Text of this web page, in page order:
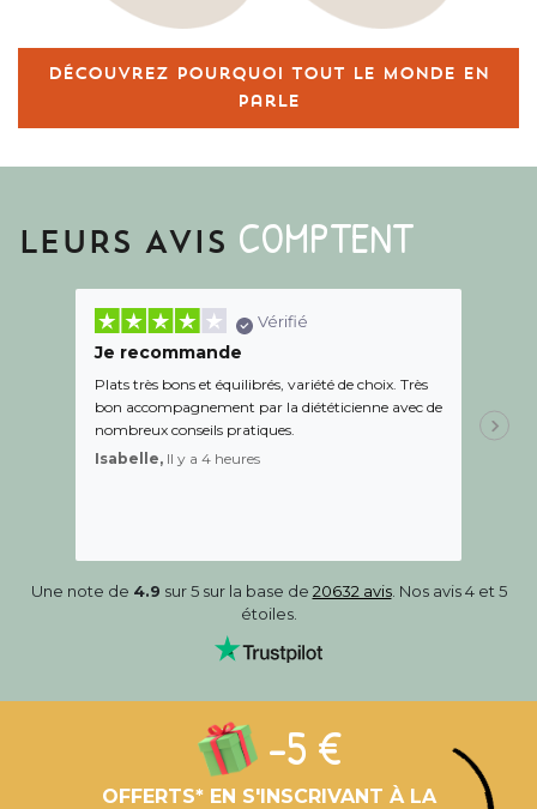
Découvrez pourquoi tout le monde en
parle
LEURS AVIS COMPTENT
Vérifié
Je recommande
Plats très bons et équilibrés, variété de choix. Très
bon accompagnement par la diététicienne avec de
nombreux conseils pratiques.
Isabelle, Il y a 4 heures
de l
aidé
Une note de 4.9 sur 5 sur la base de 20632 avis. Nos avis 4 et 5
étoiles.
-5 €
OFFERTS* EN S'INSCRIVANT À LA